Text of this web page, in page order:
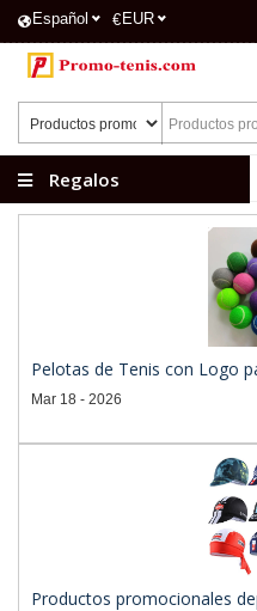
Español € EUR
Regalos
Pelotas de Tenis con Logo
Mar 18 - 2026
Productos promocionales